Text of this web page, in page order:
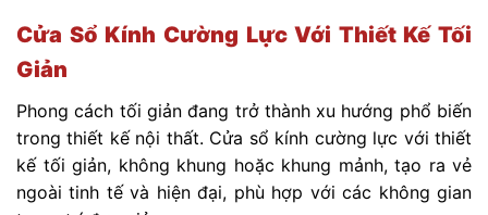
Cửa Sổ Kính Cường Lực Với Thiết Kế Tối
Giản
Phong cách tối giản đang trở thành xu hướng phổ biến
trong thiết kế nội thất. Cửa sổ kính cường lực với thiết
kế tối giản, không khung hoặc khung mảnh, tạo ra vẻ
ngoài tinh tế và hiện đại, phù hợp với các không gian